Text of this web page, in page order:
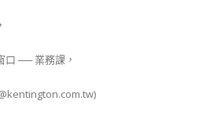
口 ── 業務課，